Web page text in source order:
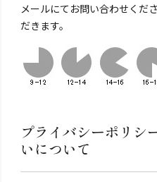
メールにてお問い合わせくだ
だきます。
プライバシーポリ
いについて